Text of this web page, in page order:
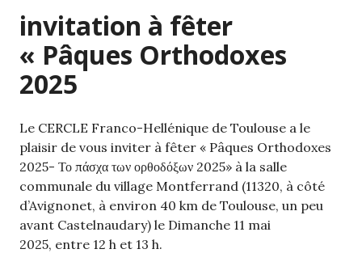
invitation à fêter
« Pâques Orthodoxes
2025
Le CERCLE Franco-Hellénique de Toulouse a le
plaisir de vous inviter à fêter « Pâques Orthodoxes
2025- Το πάσχα των ορθοδόξων 2025» à la salle
communale du village Montferrand (11320, à côté
d’Avignonet, à environ 40 km de Toulouse, un peu
avant Castelnaudary) le Dimanche 11 mai
2025, entre 12 h et 13 h.